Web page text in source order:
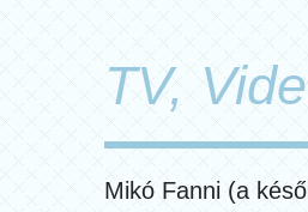
TV,
Mikó Fanni (a